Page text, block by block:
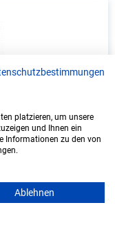
am
(Internationale
platzieren, um unsere
und Ihnen ein
Informationen zu den von
Ablehnen